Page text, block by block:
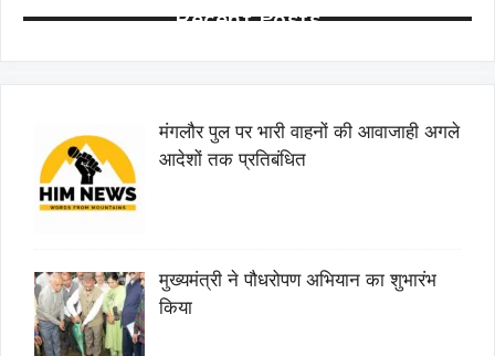
Recent Posts
मंगलौर पुल पर भारी वाहनों की आवाजाही अगले
आदेशों तक प्रतिबंधित
मुख्यमंत्री ने पौधरोपण अभियान का शुभारंभ
किया